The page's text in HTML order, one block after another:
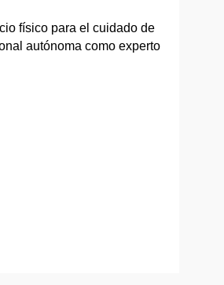
físico para el cuidado de
autónoma como experto